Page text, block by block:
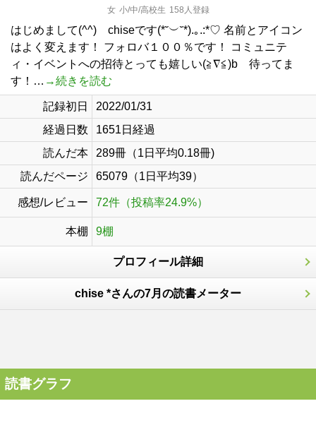
女 小/中/高校生 158人登録
はじめまして(^^) chiseです(*˘︶˘*).｡.:*♡ 名前とアイコン
はよく変えます！ フォロバ１００％です！ コミュニテ
ィ・イベントへの招待とっても嬉しい(≧∇≦)b 待ってま
す！… →続きを読む
記録初日
2022/01/31
経過日数
1651日経過
読んだ本
289冊（1日平均0.18冊)
読んだページ
65079（1日平均39）
感想/レビュー 72件（投稿率24.9%）
本棚 9棚
プロフィール詳細
chise *さんの7月の読書メーター
読書グラフ